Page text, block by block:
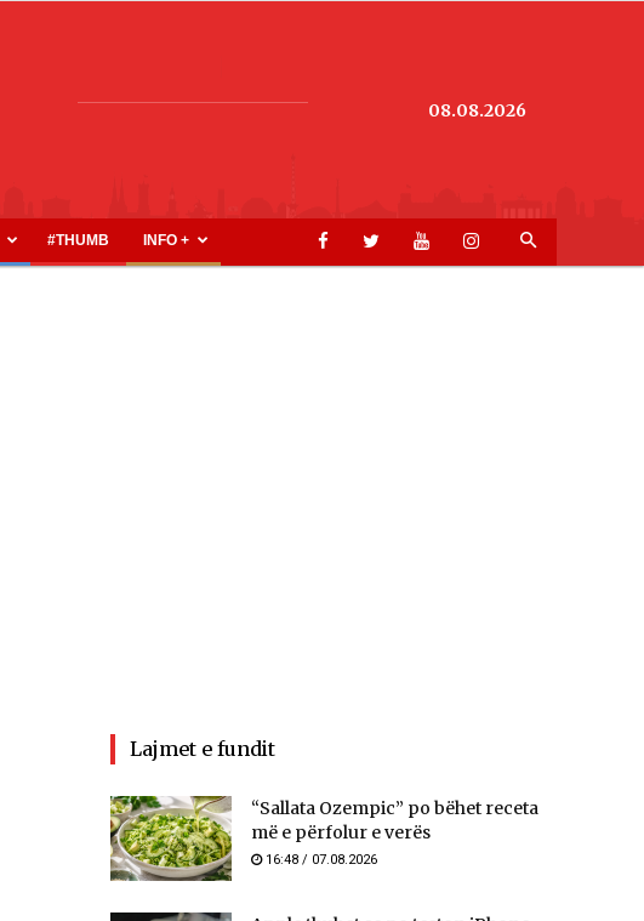
08.08.2026
#THUMB INFO +
Lajmet e fundit
“Sallata Ozempic” po bëhet receta
më e përfolur e verës
16:48 / 07.08.2026